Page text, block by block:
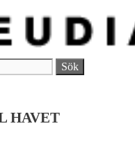
HAVET